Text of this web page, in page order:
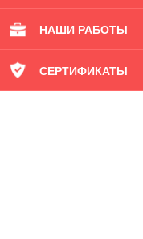
НАШИ РАБОТЫ
СЕРТИФИКАТЫ